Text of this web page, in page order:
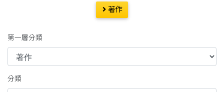
著作
第一層分類
分類